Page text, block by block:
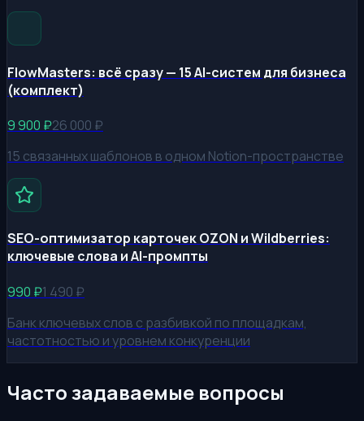
FlowMasters: всё сразу — 15 AI-систем для бизнеса
(комплект)
9 900 ₽26 000 ₽
15 связанных шаблонов в одном Notion-пространстве
SEO-оптимизатор карточек OZON и Wildberries:
ключевые слова и AI-промпты
990 ₽1 490 ₽
Банк ключевых слов с разбивкой по площадкам,
частотностью и уровнем конкуренции
Часто задаваемые вопросы